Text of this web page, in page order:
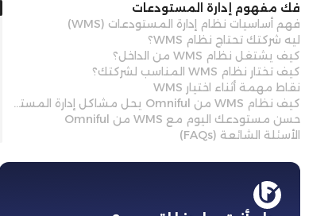
فك مفهوم إدارة المستودعات
فهم أساسيات نظام إدارة المستودعات (WMS)
ليه شركتك تحتاج نظام WMS؟
كيف يشتغل نظام WMS من الداخل؟
كيف تختار نظام WMS المناسب لشركتك؟
نقاط مهمة أثناء اختيار WMS
كيف نظام WMS من Omniful يحل مشاكل إدارة المستودعات
حسن مستودعك اليوم مع WMS من Omniful
الأسئلة الشائعة (FAQs)